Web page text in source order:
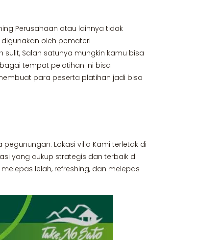
Perusahaan atau lainnya tidak
oleh pemateri
Salah satunya mungkin kamu bisa
tempat pelatihan ini bisa
para peserta platihan jadi bisa
Lokasi villa Kami terletak di
yang cukup strategis dan terbaik di
lelah, refreshing, dan melepas